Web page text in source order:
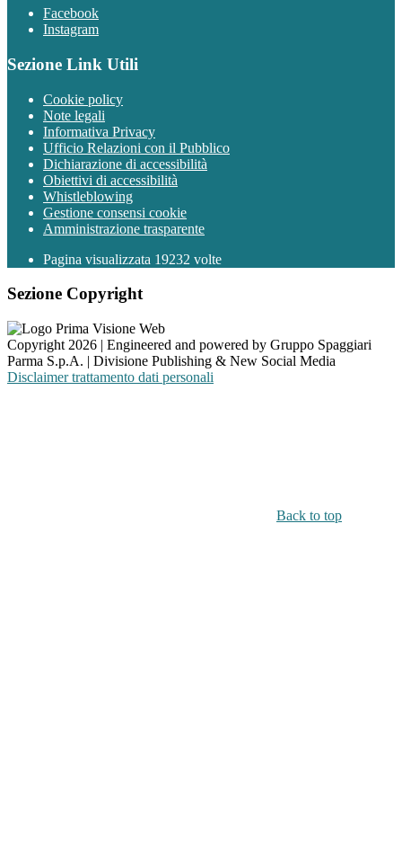
Facebook
Instagram
Sezione Link Utili
Cookie policy
Note legali
Informativa Privacy
Ufficio Relazioni con il Pubblico
Dichiarazione di accessibilità
Obiettivi di accessibilità
Whistleblowing
Gestione consensi cookie
Amministrazione trasparente
Pagina visualizzata 19232 volte
Sezione Copyright
Copyright 2026 | Engineered and powered by Gruppo Spaggiari
Parma S.p.A. | Divisione Publishing & New Social Media
Disclaimer trattamento dati personali
Back to top